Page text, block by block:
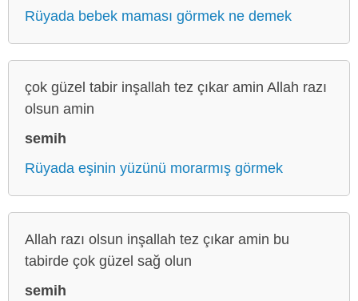
Rüyada bebek maması görmek ne demek
çok güzel tabir inşallah tez çıkar amin Allah razı
olsun amin
semih
Rüyada eşinin yüzünü morarmış görmek
Allah razı olsun inşallah tez çıkar amin bu
tabirde çok güzel sağ olun
semih